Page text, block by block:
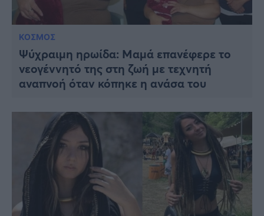
ΚΟΣΜΟΣ
Ψύχραιμη ηρωίδα: Μαμά επανέφερε το
νεογέννητό της στη ζωή με τεχνητή
αναπνοή όταν κόπηκε η ανάσα του